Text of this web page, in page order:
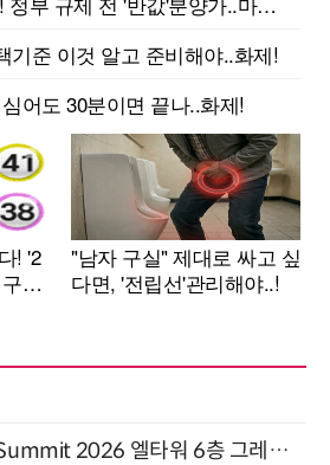
Next AI & Big Data Summit 2026 엘타워 6층 그레이스홀 개최 (9/18)